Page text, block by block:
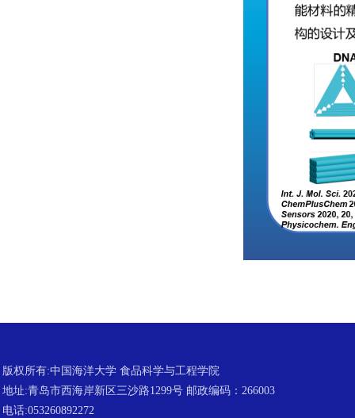
版权所有:中国海洋大学 食品科学与工程学院
地址:青岛市西海岸新区三沙路1299号 邮政编码：266003
电话:053260892272